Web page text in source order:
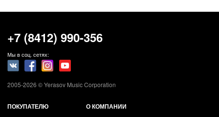
+7 (8412) 990-356
Мы в соц. сетях:
2005-2026 © Yerasov Music Corporation
ПОКУПАТЕЛЮ О КОМПАНИИ